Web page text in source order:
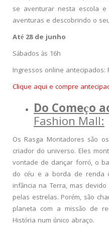
se aventurar nesta escola
aventuras e descobrindo o
Até 28 de junho
Sábados às 16h
Ingressos online antecipados:
Clique aqui e compre
Do Começo
Fashion Mall:
Os Rasga Montadores são
criador do universo. Eles
vontade de dançar forró, o
do céu e a borda de renda
infância na Terra, mas
pelas estrelas. Porém, são
planeta com a missão de
História num único abraço.